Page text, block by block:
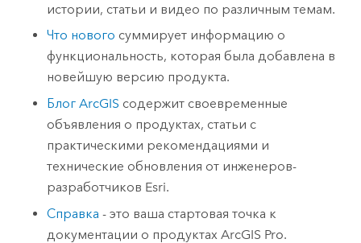
истории, статьи и видео по различным темам.
Что нового суммирует информацию о
функциональность, которая была добавлена в
новейшую версию продукта.
Блог ArcGIS содержит своевременные
объявления о продуктах, статьи с
практическими рекомендациями и
технические обновления от инженеров-
разработчиков Esri.
Справка - это ваша стартовая точка к
документации о продуктахArcGIS Pro.